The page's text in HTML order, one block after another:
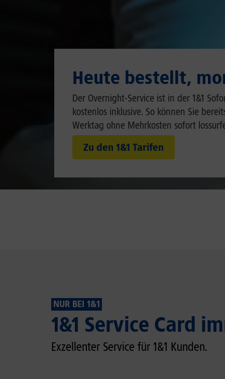
Heute bestellt,
Der Overnight-Service ist in der 1&1
kostenlos inklusive. So können Sie
Werktag ohne Mehrkosten sofort
Zu den 1&1 Tarifen
NUR BEI 1&1
1&1 Service Card
Exzellenter Service für 1&1 Kunden.